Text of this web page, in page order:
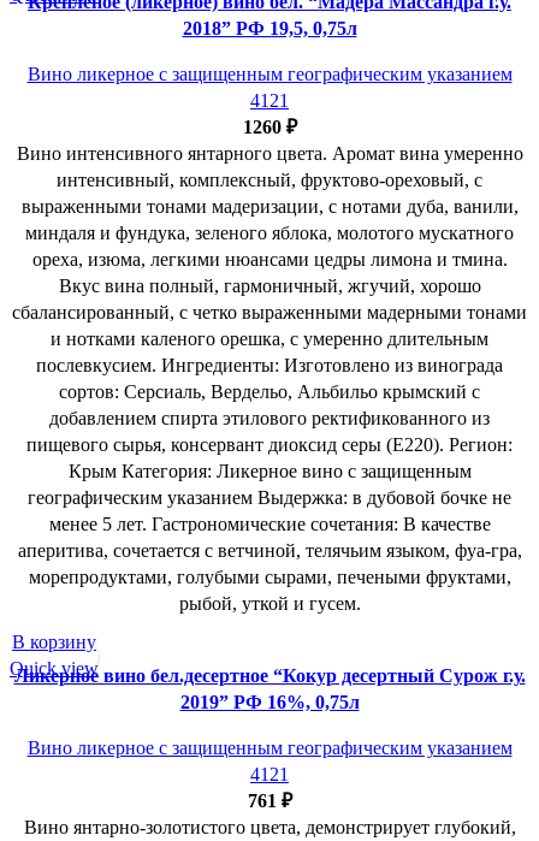
2018” РФ 19,5, 0,75л
Вино ликерное с защищенным географическим указанием
4121
1260 ₽
Вино интенсивного янтарного цвета. Аромат вина умеренно
интенсивный, комплексный, фруктово-ореховый, с
выраженными тонами мадеризации, с нотами дуба, ванили,
миндаля и фундука, зеленого яблока, молотого мускатного
ореха, изюма, легкими нюансами цедры лимона и тмина.
Вкус вина полный, гармоничный, жгучий, хорошо
сбалансированный, с четко выраженными мадерными тонами
и нотками каленого орешка, с умеренно длительным
послевкусием. Ингредиенты: Изготовлено из винограда
сортов: Серсиаль, Вердельо, Альбильо крымский с
добавлением спирта этилового ректификованного из
пищевого сырья, консервант диоксид серы (Е220). Регион:
Крым Категория: Ликерное вино с защищенным
географическим указанием Выдержка: в дубовой бочке не
менее 5 лет. Гастрономические сочетания: В качестве
аперитива, сочетается с ветчиной, телячьим языком, фуа-гра,
морепродуктами, голубыми сырами, печеными фруктами,
рыбой, уткой и гусем.
Ликерное вино бел.десертное “Кокур десертный Сурож г.у.
2019” РФ 16%, 0,75л
Вино ликерное с защищенным географическим указанием
4121
761 ₽
Вино янтарно-золотистого цвета, демонстрирует глубокий,
В корзину
Quick view